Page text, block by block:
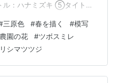
：ハナミズキ ⑤タイト
オリーブ班男性 遊フォト
ブルーベリー農園 雨の農園
ブルーベリー剪定は取りや
撮影。 ①ツボスミレ ②クリ
ツツジ
三原色 #春を描く #模写
園の花 #ツボスミレ
リシマツツジ